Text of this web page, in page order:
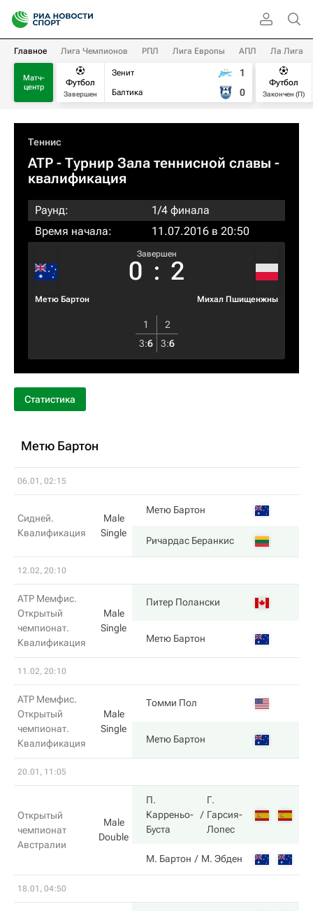
Главное Лига Чемпионов РПЛ Лига Европы АПЛ Ла Лига
Матч-
центр
Футбол
Завершен
Зенит
Балтика
1
0
Футбол
Закончен (П)
Теннис
ATP - Турнир Зала теннисной славы -
квалификация
Раунд:
1/4 финала
Время начала:
11.07.2016 в 20:50
Метю Бартон
Завершен
0 : 2
Михал Пшищенжны
1
2
3:6 3:6
Статистика
Метю Бартон
06.01, 02:15
Сидней.
Квалификация
Male
Single
Метю Бартон
Ричардас Беранкис
12.02, 20:10
ATP Мемфис.
Открытый
чемпионат.
Квалификация
Male
Single
Питер Полански
Метю Бартон
11.02, 20:10
ATP Мемфис.
Открытый
чемпионат.
Квалификация
Male
Single
Томми Пол
Метю Бартон
20.01, 11:05
Открытый
чемпионат
Австралии
Male
Double
П.
Карреньо-
Буста
Г.
Гарсия-
Лопес
М. Бартон М. Эбден
18.01, 04:50